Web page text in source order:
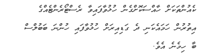
ކެއުންތަކަށް ހާއްސަކޮށްގެން ހުޅުވާފައިވާ ރެސްޓޯރެންޓެއްގެ
އިތުރުން ހަމައެކަނި ދެ ގަޑިއިރަށް ހުޅުވާފައި ހުންނަ ބަބުލްސް
ބާ ހިމެނެ އެވެ.